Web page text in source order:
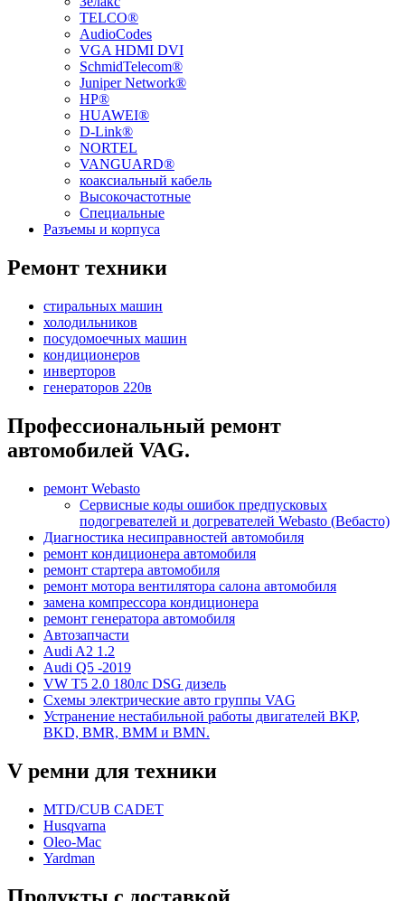
TELCO®
AudioCodes
VGA HDMI DVI
SchmidTelecom®
Juniper Network®
HP®
HUAWEI®
D-Link®
NORTEL
VANGUARD®
коаксиальный кабель
Высокочастотные
Специальные
Разъемы и корпуса
Ремонт техники
стиральных машин
холодильников
посудомоечных машин
кондиционеров
инверторов
генераторов 220в
Профессиональный ремонт
автомобилей VAG.
ремонт Webasto
Сервисные коды ошибок предпусковых
подогревателей и догревателей Webasto (Вебасто)
Диагностика несиправностей автомобиля
ремонт кондиционера автомобиля
ремонт стартера автомобиля
ремонт мотора вентилятора салона автомобиля
замена компрессора кондиционера
ремонт генератора автомобиля
Автозапчасти
Audi A2 1.2
Audi Q5 -2019
VW T5 2.0 180лс DSG дизель
Схемы электрические авто группы VAG
Устранение нестабильной работы двигателей BKP,
BKD, BMR, BMM и BMN.
V ремни для техники
MTD/CUB CADET
Husqvarna
Oleo-Mac
Yardman
Продукты с доставкой